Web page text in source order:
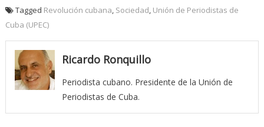
Tagged Revolución cubana, Sociedad, Unión de Periodistas de
Cuba (UPEC)
Ricardo Ronquillo
Periodista cubano. Presidente de la Unión de
Periodistas de Cuba.